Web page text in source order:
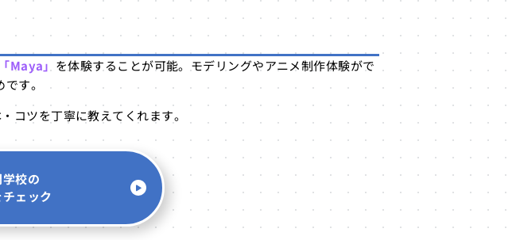
Maya」 を体験することが可能。モデリングやアニメ制作体験がで
す。
コツを丁寧に教えてくれます。
校の
ェック